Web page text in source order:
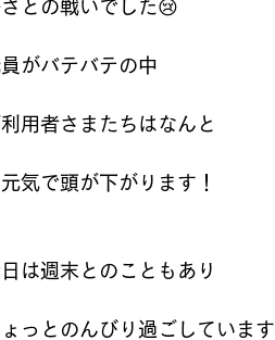
との戦いでした😢
がバテバテの中
利用者さまたちはなんと
気で頭が下がります！
は週末とのこともあり
っとのんびり過ごしています